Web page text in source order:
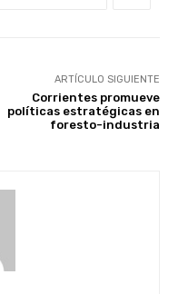
ARTÍCULO SIGUIENTE
Corrientes promueve
políticas estratégicas en
foresto-industria